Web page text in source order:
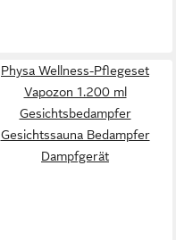
Physa Wellness-Pflegeset
Vapozon 1.200 ml
Gesichtsbedampfer
Gesichtssauna Bedampfer
Dampfgerät